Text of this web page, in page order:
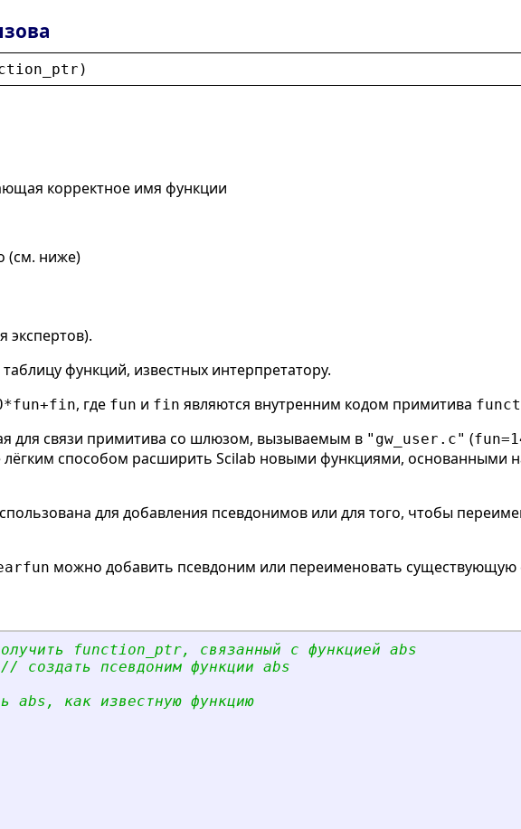
)
корректное имя функции
(см. ниже)
экспертов).
таблицу функций, известных интерпретатору.
, где fun и fin являются внутренним кодом примитива
для связи примитива со шлюзом, вызываемым в "gw_user.c" (
лёгким способом расширить Scilab новыми функциями, основанными
для добавления псевдонимов или для того, чтобы
можно добавить псевдоним или переименовать
function_ptr, связанный с функцией abs
// создать псевдоним функции abs
abs, как известную функцию